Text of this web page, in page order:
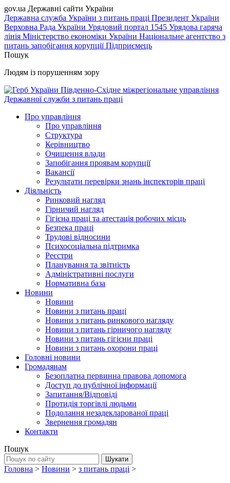
gov.ua Державні сайти України
Державна служба України з питань праці Президент України
Верховна Рада України Урядовий портал 1545 Урядова гаряча
лінія Міністерство економіки України Національне агентство з
питань запобігання корупціїПідприємець
Пошук
Людям із порушенням зору
Південно-Східне міжрегіональне управління
Державної служби з питань праці
Про управління
Про управління
Структура
Керівництво
Очищення влади
Запобігання проявам корупції
Вакансії
Результати перевірки знань інспекторів праці
Діяльність
Ринковий нагляд
Гірничий нагляд
Гігієна праці та атестація робочих місць
Безпека праці
Трудові відносини
Психосоціальна підтримка
Реєстри
Планування та звітність
Адміністративні послуги
Нормативна база
Новини
Новини
Новини з питань праці
Новини з питань ринкового нагляду
Новини з питань гірничого нагляду
Новини з питань гігієни праці
Новини з питань охорони праці
Головні новини
Громадянам
Безоплатна первинна правова допомога
Доступ до публічної інформації
Запитання/Відповіді
Протидія торгівлі людьми
Подолання незадекларованої праці
Звернення громадян
Контакти
Пошук
Головна > Новини > з питань праці >